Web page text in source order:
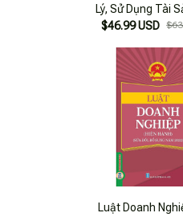
Lý, Sử Dụng Tài
(Sửa Đổi, Bổ
Sản Công Tại Cơ
Chức, Đơn
$46.99 USD
Luật Doanh